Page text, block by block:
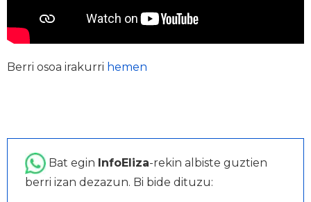
Berri osoa irakurri hemen
Bat egin InfoEliza-rekin albiste guztien
berri izan dezazun. Bi bide dituzu: